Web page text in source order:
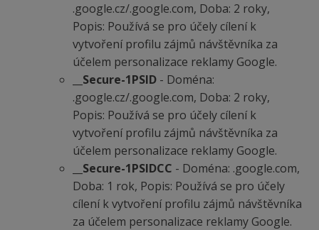
.google.cz/.google.com, Doba: 2 roky,
Popis: Používá se pro účely cílení k
vytvoření profilu zájmů návštěvníka za
účelem personalizace reklamy Google.
__Secure-1PSID - Doména:
.google.cz/.google.com, Doba: 2 roky,
Popis: Používá se pro účely cílení k
vytvoření profilu zájmů návštěvníka za
účelem personalizace reklamy Google.
__Secure-1PSIDCC - Doména: .google.com,
Doba: 1 rok, Popis: Používá se pro účely
cílení k vytvoření profilu zájmů návštěvníka
za účelem personalizace reklamy Google.